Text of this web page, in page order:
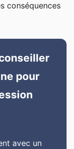
conséquences
pour
avec un